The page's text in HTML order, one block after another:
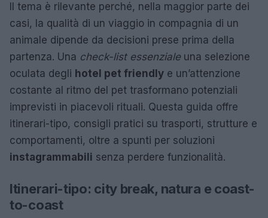
Il tema è rilevante perché, nella maggior parte dei
casi, la qualità di un viaggio in compagnia di un
animale dipende da decisioni prese prima della
partenza. Una check-list essenzialeuna selezione
oculata degli hotel pet friendly e un’attenzione
costante al ritmo del pet trasformano potenziali
imprevisti in piacevoli rituali. Questa guida offre
itinerari-tipo, consigli pratici su trasporti, strutture e
comportamenti, oltre a spunti per soluzioni
instagrammabili senza perdere funzionalità.
Itinerari-tipo: city break, natura e coast-
to-coast